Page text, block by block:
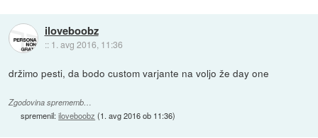
iloveboobz
:: 1. avg 2016, 11:36
držimo pesti, da bodo custom varjante na voljo že day one
Zgodovina sprememb…
spremenil:iloveboobz (1. avg 2016 ob 11:36)